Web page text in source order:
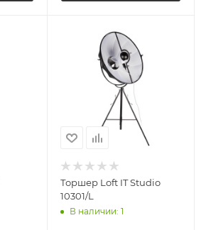
Торшер Loft IT Studio
10301/L
В наличии: 1